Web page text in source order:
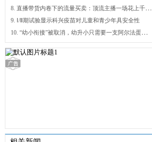
8. 直播带货内卷下的流量买卖：顶流主播一场花上千万元，红利消退焦虑暴增
9. Ⅰ/Ⅱ期试验显示科兴疫苗对儿童和青少年具安全性
10. “幼小衔接”被取消，幼升小只需要一支阿尔法蛋词典笔